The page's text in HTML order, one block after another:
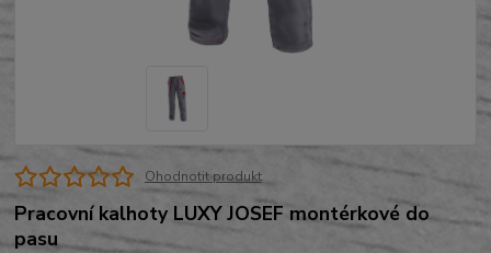
Ohodnotit produkt
Pracovní kalhoty LUXY JOSEF montérkové do
pasu